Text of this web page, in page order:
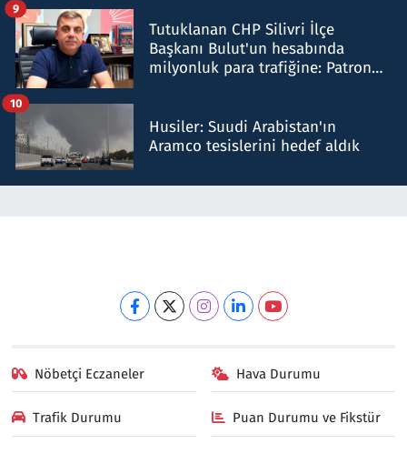
Tutuklanan CHP Silivri İlçe
Başkanı Bulut'un hesabında
milyonluk para trafiğine: Patron
9
Husiler: Suudi Arabistan'ın
Aramco tesislerini hedef aldık
10
Nöbetçi Eczaneler Hava Durumu
Trafik Durumu Puan Durumu ve Fikstür